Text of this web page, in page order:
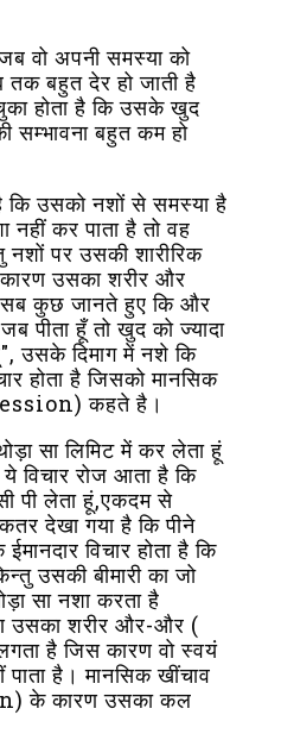
वो अपनी समस्या को
तक बहुत देर हो जाती है
होता है कि उसके खुद
सम्भावना बहुत कम हो
कि उसको नशों से समस्या है
नहीं कर पाता है तो वह
नशों पर उसकी शारीरिक
उसका शरीर और
सब कुछ जानते हुए कि और
पीता हूँ तो खुद को ज्यादा
उसके दिमाग में नशे कि
होता है जिसको मानसिक
कहते है।
सा लिमिट में कर लेता हूं
रोज आता है कि
पी लेता हूं,एकदम से
देखा गया है कि पीने
विचार होता है कि
उसकी बीमारी का जो
सा नशा करता है
उसका शरीर और-और (
है जिस कारण वो स्वयं
पाता है। मानसिक खींचाव
के कारण उसका कल